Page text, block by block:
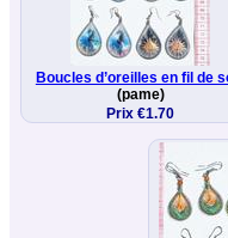
Boucles d’oreilles en fil de
(pame)
Prix €1.70